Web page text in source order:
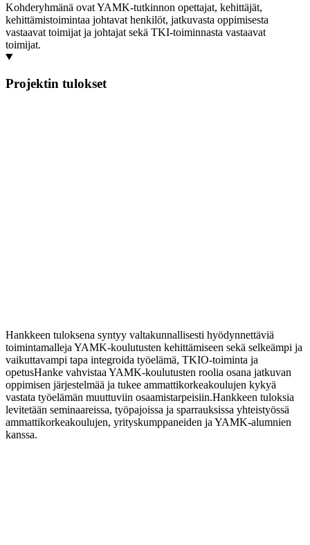
Kohderyhmänä ovat YAMK-tutkinnon opettajat, kehittäjät,
kehittämistoimintaa johtavat henkilöt, jatkuvasta oppimisesta
vastaavat toimijat ja johtajat sekä TKI-toiminnasta vastaavat
toimijat.
Projektin tulokset
Hankkeen tuloksena syntyy valtakunnallisesti hyödynnettäviä
toimintamalleja YAMK-koulutusten kehittämiseen sekä selkeämpi ja
vaikuttavampi tapa integroida työelämä, TKIO-toiminta ja
opetusHanke vahvistaa YAMK-koulutusten roolia osana jatkuvan
oppimisen järjestelmää ja tukee ammattikorkeakoulujen kykyä
vastata työelämän muuttuviin osaamistarpeisiin.Hankkeen tuloksia
levitetään seminaareissa, työpajoissa ja sparrauksissa yhteistyössä
ammattikorkeakoulujen, yrityskumppaneiden ja YAMK-alumnien
kanssa.